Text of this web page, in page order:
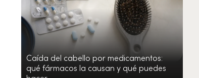
Caída del cabello por medicamentos:
qué fármacos la causan y qué puedes